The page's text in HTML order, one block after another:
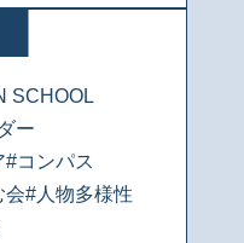
SCHOOL
ー
#コンパス
会#人物多様性